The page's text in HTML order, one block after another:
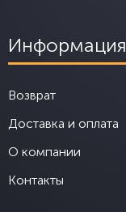
Информация
Возврат
Доставка и оплата
О компании
Контакты